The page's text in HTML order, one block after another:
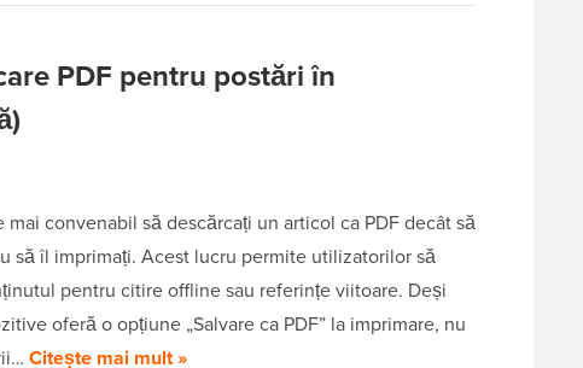
PDF pentru postări în
mai convenabil să descărcați un articol ca PDF decât să
să îl imprimați. Acest lucru permite utilizatorilor să
pentru citire offline sau referințe viitoare. Deși
oferă o opțiune „Salvare ca PDF” la imprimare, nu
Citește mai mult »